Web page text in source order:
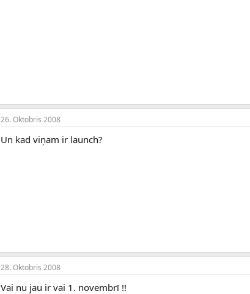
26. Oktobris 2008
Un kad viņam ir launch?
28. Oktobris 2008
Vai nu jau ir vai 1. novembrī !!